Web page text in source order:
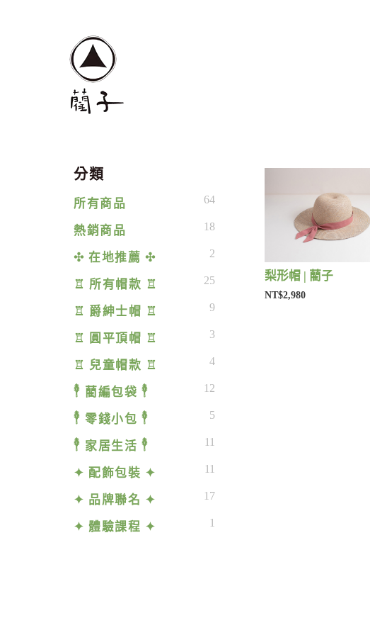
分類
所有商品 64
熱銷商品 18
✣ 在地推薦 ✣ 2
♖ 所有帽款 ♖ 25
♖ 爵紳士帽 ♖ 9
♖ 圓平頂帽 ♖ 3
♖ 兒童帽款 ♖ 4
𓇣 藺編包袋 𓇣 12
𓇣 零錢小包 𓇣 5
𓇣 家居生活 𓇣 11
✦ 配飾包裝 ✦ 11
✦ 品牌聯名 ✦ 17
✦ 體驗課程 ✦ 1
梨形帽 | 藺子
NT$2,980